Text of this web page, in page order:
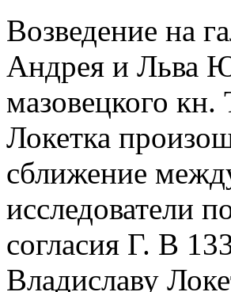
Возведение на
Андрея и Льва
мазовецкого
Локетка
сближение
исследователи
согласия Г. В
Владиславу